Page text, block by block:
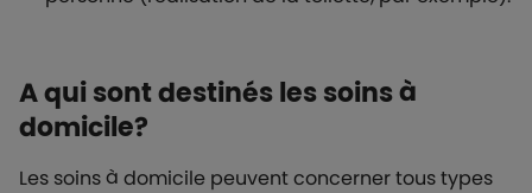
A qui sont destinés les soins à
domicile?
Les soins à domicile peuvent concerner tous types